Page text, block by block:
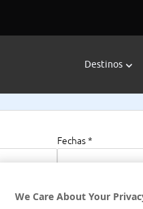
Destinos
Fechas *
We Care About Your